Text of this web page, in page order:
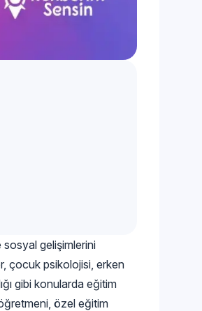
sosyal gelişimlerini
çocuk psikolojisi, erken
gibi konularda eğitim
özel eğitim